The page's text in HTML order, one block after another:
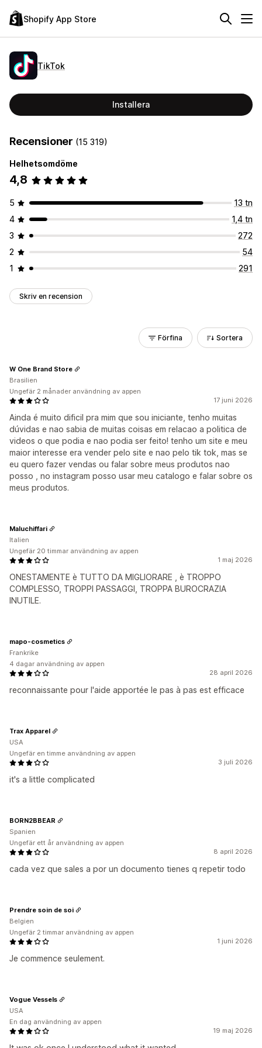
Shopify App Store
TikTok
Installera
Recensioner (15 319)
Helhetsomdöme
4,8
5
13 tn
4
1,4 tn
3
272
2
54
1
291
Skriv en recension
Förfina Sortera
17 juni 2026
Ainda é muito dificil pra mim que sou iniciante, tenho muitas
dúvidas e nao sabia de muitas coisas em relacao a politica de
videos o que podia e nao podia ser feito! tenho um site e meu
maior interesse era vender pelo site e nao pelo tik tok, mas se
eu quero fazer vendas ou falar sobre meus produtos nao
posso , no instagram posso usar meu catalogo e falar sobre os
meus produtos.
W One Brand Store
Brasilien
Ungefär 2 månader användning av appen
1 maj 2026
ONESTAMENTE è TUTTO DA MIGLIORARE , è TROPPO
COMPLESSO, TROPPI PASSAGGI, TROPPA BUROCRAZIA
INUTILE.
Maluchiffari
Italien
Ungefär 20 timmar användning av appen
28 april 2026
reconnaissante pour l'aide apportée le pas à pas est efficace
mapo-cosmetics
Frankrike
4 dagar användning av appen
3 juli 2026
it's a little complicated
Trax Apparel
USA
Ungefär en timme användning av appen
8 april 2026
cada vez que sales a por un documento tienes q repetir todo
BORN2BBEAR
Spanien
Ungefär ett år användning av appen
1 juni 2026
Je commence seulement.
Prendre soin de soi
Belgien
Ungefär 2 timmar användning av appen
19 maj 2026
Vogue Vessels
USA
En dag användning av appen